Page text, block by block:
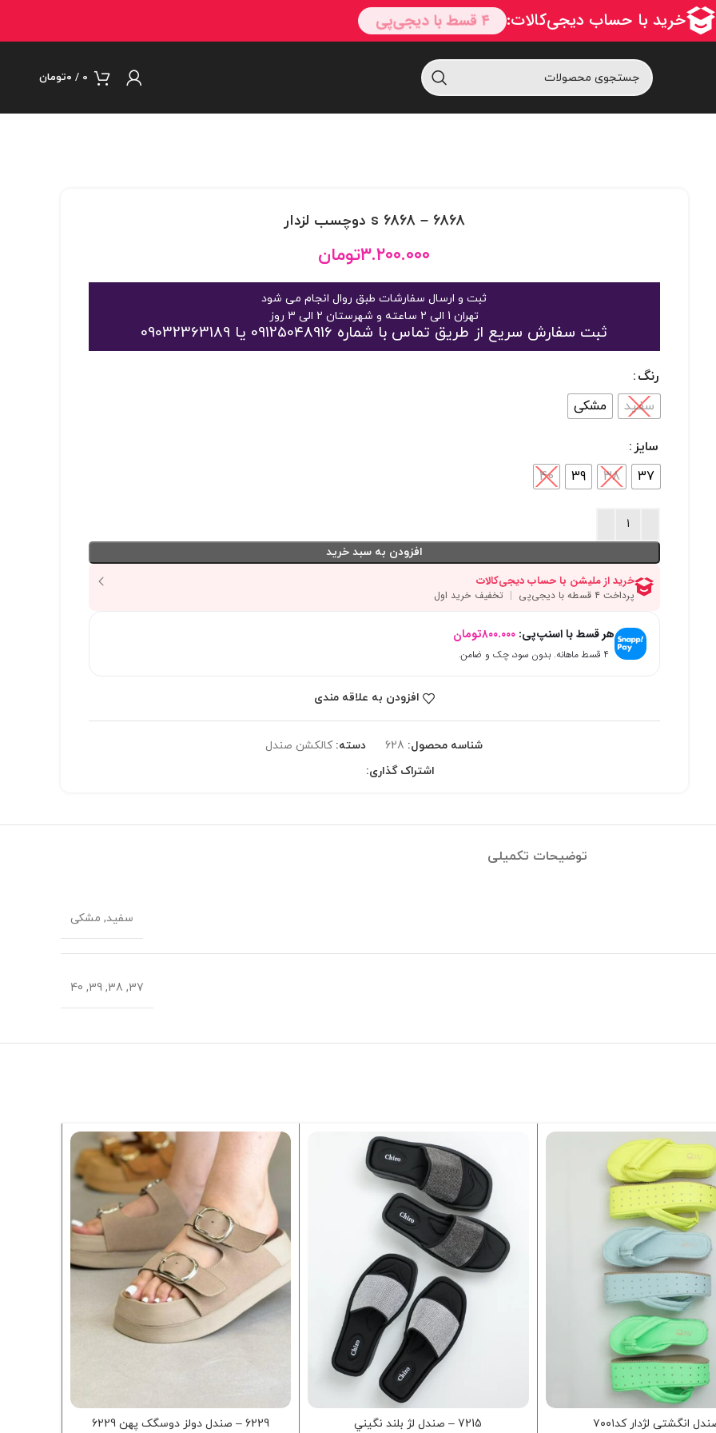
0
/ ۰تومان
6868 – 6868 s دوچسب لزدار
۳.۲۰۰.۰۰۰تومان
ثبت و ارسال سفارشات طبق روال انجام می شود
تهران 1 الی 2 ساعته و شهرستان 2 الی 3 روز
ثبت سفارش سریع از طریق تماس با شماره 09125048916 یا 09032363189
رنگ
سفید
مشکی
سایز
37
38
39
40
افزودن به سبد خرید
هر قسط با اسنپ‌پی:۸۰۰.۰۰۰تومان
۴ قسط ماهانه. بدون سود، چک و ضامن.
افزودن به علاقه مندی
شناسه محصول: 628 دسته: کالکشن صندل
اشتراک گذاری:
توضیحات تکمیلی
سفید, مشکی
37, 38, 39, 40
انگشتی لژدار کد۷۰۰۱
7215 – صندل لژ بلند نگيني
6229 – صندل دولز دوسگک پهن 6229